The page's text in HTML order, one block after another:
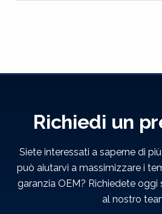
Richiedi un
Siete interessati a saperne di
può aiutarvi a massimizzare i
garanzia OEM? Richiedete
al nostro